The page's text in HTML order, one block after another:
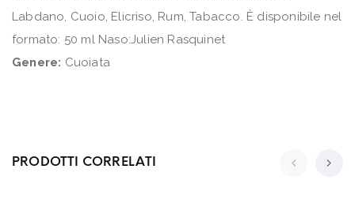
Labdano, Cuoio, Elicriso, Rum, Tabacco. È disponibile nel
formato: 50 ml Naso:Julien Rasquinet
Genere: Cuoiata
PRODOTTI CORRELATI